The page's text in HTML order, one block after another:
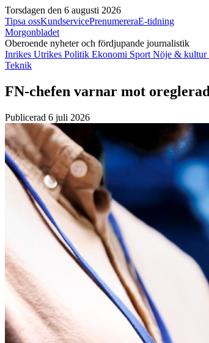
Torsdagen den 6 augusti 2026
Tipsa ossKundservicePrenumereraE-tidning
Morgonbladet
Oberoende nyheter och fördjupande journalistik
Inrikes Utrikes Politik Ekonomi Sport Nöje & kultur
Teknik
FN-chefen varnar mot
Publicerad 6 juli 2026